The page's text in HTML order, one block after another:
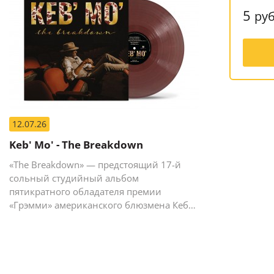
12.07.26
Keb' Mo' - The Breakdown
«The Breakdown» — предстоящий 17-й
сольный студийный альбом
пятикратного обладателя премии
«Грэмми» американского блюзмена Кеба
5